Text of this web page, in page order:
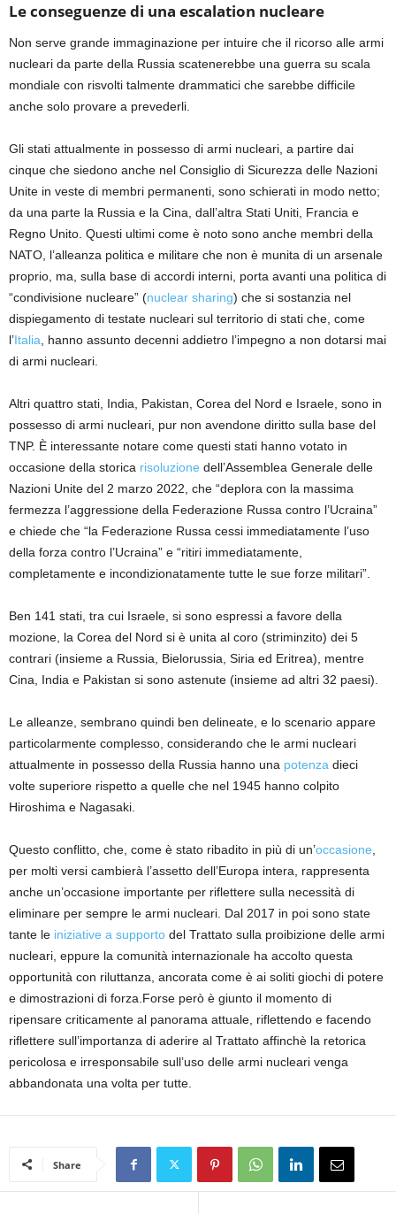
Le conseguenze di una escalation nucleare
Non serve grande immaginazione per intuire che il ricorso alle armi
nucleari da parte della Russia scatenerebbe una guerra su scala
mondiale con risvolti talmente drammatici che sarebbe difficile
anche solo provare a prevederli.
Gli stati attualmente in possesso di armi nucleari, a partire dai
cinque che siedono anche nel Consiglio di Sicurezza delle Nazioni
Unite in veste di membri permanenti, sono schierati in modo netto;
da una parte la Russia e la Cina, dall’altra Stati Uniti, Francia e
Regno Unito. Questi ultimi come è noto sono anche membri della
NATO, l’alleanza politica e militare che non è munita di un arsenale
proprio, ma, sulla base di accordi interni, porta avanti una politica di
“condivisione nucleare” (nuclear sharing) che si sostanzia nel
dispiegamento di testate nucleari sul territorio di stati che, come
l’Italia, hanno assunto decenni addietro l’impegno a non dotarsi mai
di armi nucleari.
Altri quattro stati, India, Pakistan, Corea del Nord e Israele, sono in
possesso di armi nucleari, pur non avendone diritto sulla base del
TNP. È interessante notare come questi stati hanno votato in
occasione della storica risoluzione dell’Assemblea Generale delle
Nazioni Unite del 2 marzo 2022, che “deplora con la massima
fermezza l’aggressione della Federazione Russa contro l’Ucraina”
e chiede che “la Federazione Russa cessi immediatamente l’uso
della forza contro l’Ucraina” e “ritiri immediatamente,
completamente e incondizionatamente tutte le sue forze militari”.
Ben 141 stati, tra cui Israele, si sono espressi a favore della
mozione, la Corea del Nord si è unita al coro (striminzito) dei 5
contrari (insieme a Russia, Bielorussia, Siria ed Eritrea), mentre
Cina, India e Pakistan si sono astenute (insieme ad altri 32 paesi).
Le alleanze, sembrano quindi ben delineate, e lo scenario appare
particolarmente complesso, considerando che le armi nucleari
attualmente in possesso della Russia hanno una potenza dieci
volte superiore rispetto a quelle che nel 1945 hanno colpito
Hiroshima e Nagasaki.
Questo conflitto, che, come è stato ribadito in più di un’occasione,
per molti versi cambierà l’assetto dell’Europa intera, rappresenta
anche un’occasione importante per riflettere sulla necessità di
eliminare per sempre le armi nucleari. Dal 2017 in poi sono state
tante le iniziative a supporto del Trattato sulla proibizione delle armi
nucleari, eppure la comunità internazionale ha accolto questa
opportunità con riluttanza, ancorata come è ai soliti giochi di potere
e dimostrazioni di forza.Forse però è giunto il momento di
ripensare criticamente al panorama attuale, riflettendo e facendo
riflettere sull’importanza di aderire al Trattato affinchè la retorica
pericolosa e irresponsabile sull’uso delle armi nucleari venga
abbandonata una volta per tutte.
Share